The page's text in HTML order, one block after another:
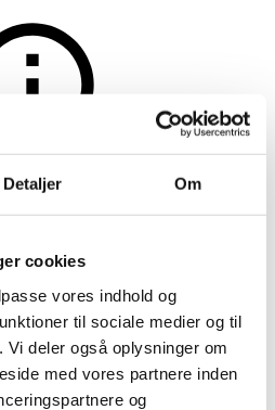
Detaljer Om
cookies
vores indhold og
til sociale medier og til
deler også oplysninger om
med vores partnere inden
og
for Louis
pendel, hvid
VARENUMMER
6550660